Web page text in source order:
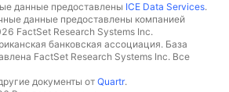
данные предоставлены ICE Data Services.
данные предоставлены компанией
FactSet Research Systems Inc.
банковская ассоциация. База
FactSet Research Systems Inc. Все
документы от Quartr.